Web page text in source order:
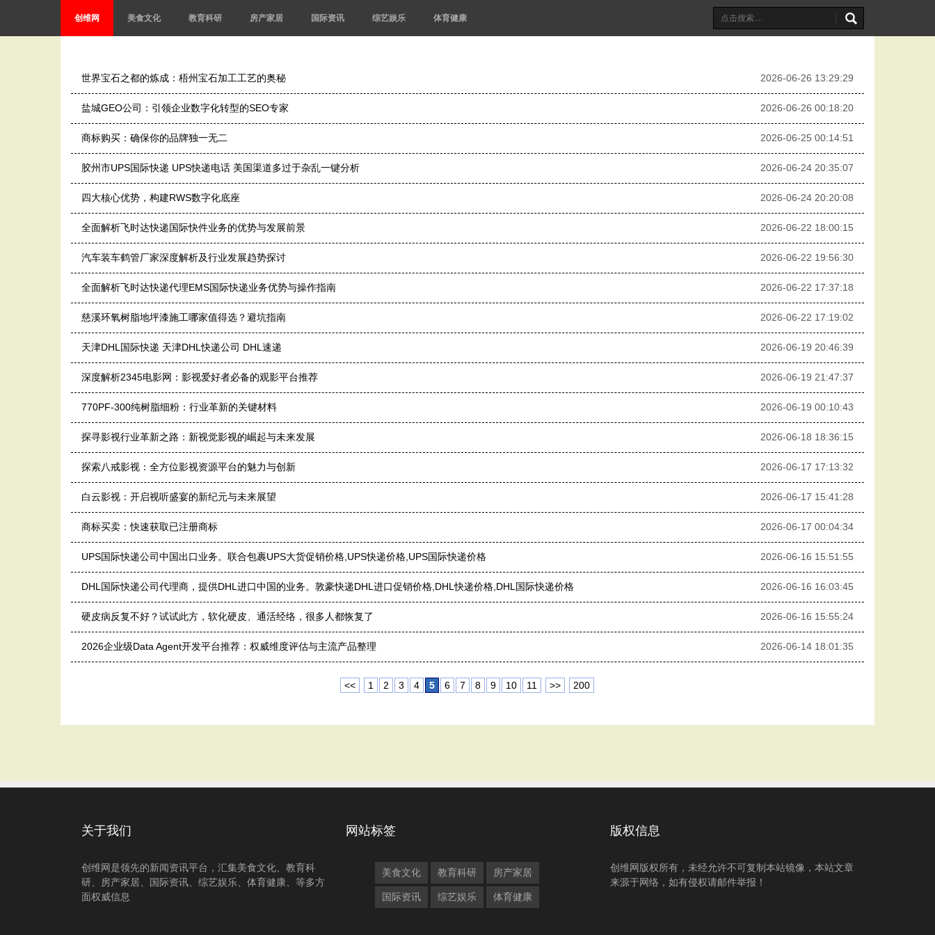
创维网 美食文化 教育科研 房产家居 国际资讯 综艺娱乐 体育健康
世界宝石之都的炼成：梧州宝石加工工艺的奥秘 2026-06-26 13:29:29
盐城GEO公司：引领企业数字化转型的SEO专家 2026-06-26 00:18:20
商标购买：确保你的品牌独一无二 2026-06-25 00:14:51
‌胶州市UPS国际快递 UPS快递电话 美国渠道多过于杂乱一键分析 2026-06-24 20:35:07
四大核心优势，构建RWS数字化底座 2026-06-24 20:20:08
全面解析飞时达快递国际快件业务的优势与发展前景 2026-06-22 18:00:15
汽车装车鹤管厂家深度解析及行业发展趋势探讨 2026-06-22 19:56:30
全面解析飞时达快递代理EMS国际快递业务优势与操作指南 2026-06-22 17:37:18
慈溪环氧树脂地坪漆施工哪家值得选？避坑指南 2026-06-22 17:19:02
天津DHL国际快递 天津DHL快递公司 DHL速递 2026-06-19 20:46:39
深度解析2345电影网：影视爱好者必备的观影平台推荐 2026-06-19 21:47:37
770PF-300纯树脂细粉：行业革新的关键材料 2026-06-19 00:10:43
探寻影视行业革新之路：新视觉影视的崛起与未来发展 2026-06-18 18:36:15
探索八戒影视：全方位影视资源平台的魅力与创新 2026-06-17 17:13:32
白云影视：开启视听盛宴的新纪元与未来展望 2026-06-17 15:41:28
商标买卖：快速获取已注册商标 2026-06-17 00:04:34
UPS国际快递公司中国出口业务。联合包裹UPS大货促销价格,UPS快递价格,UPS国际快递价格 2026-06-16 15:51:55
DHL国际快递公司代理商，提供DHL进口中国的业务。敦豪快递DHL进口促销价格,DHL快递价格,DHL国际快递价格 2026-06-16 16:03:45
硬皮病反复不好？试试此方，软化硬皮、通活经络，很多人都恢复了 2026-06-16 15:55:24
2026企业级Data Agent开发平台推荐：权威维度评估与主流产品整理 2026-06-14 18:01:35
<< 1 2 3 4 5 6 7 8 9 10 11 >> 200
关于我们
创维网是领先的新闻资讯平台，汇集美食文化、教育科
研、房产家居、国际资讯、综艺娱乐、体育健康、等多方
面权威信息
网站标签
美食文化 教育科研 房产家居
国际资讯 综艺娱乐 体育健康
版权信息
创维网版权所有，未经允许不可复制本站镜像，本站文章
来源于网络，如有侵权请邮件举报！